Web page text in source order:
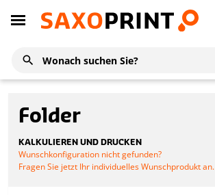
Folder
KALKULIEREN UND DRUCKEN
Wunschkonfiguration nicht gefunden?
Fragen Sie jetzt Ihr individuelles Wunschprodukt an.